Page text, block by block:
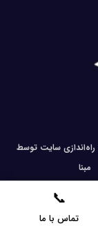
تماس با ما
راه‌اندازی سایت توسط
مبنا